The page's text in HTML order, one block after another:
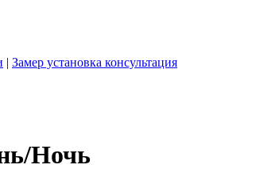
| Замер установка консультация
Ночь